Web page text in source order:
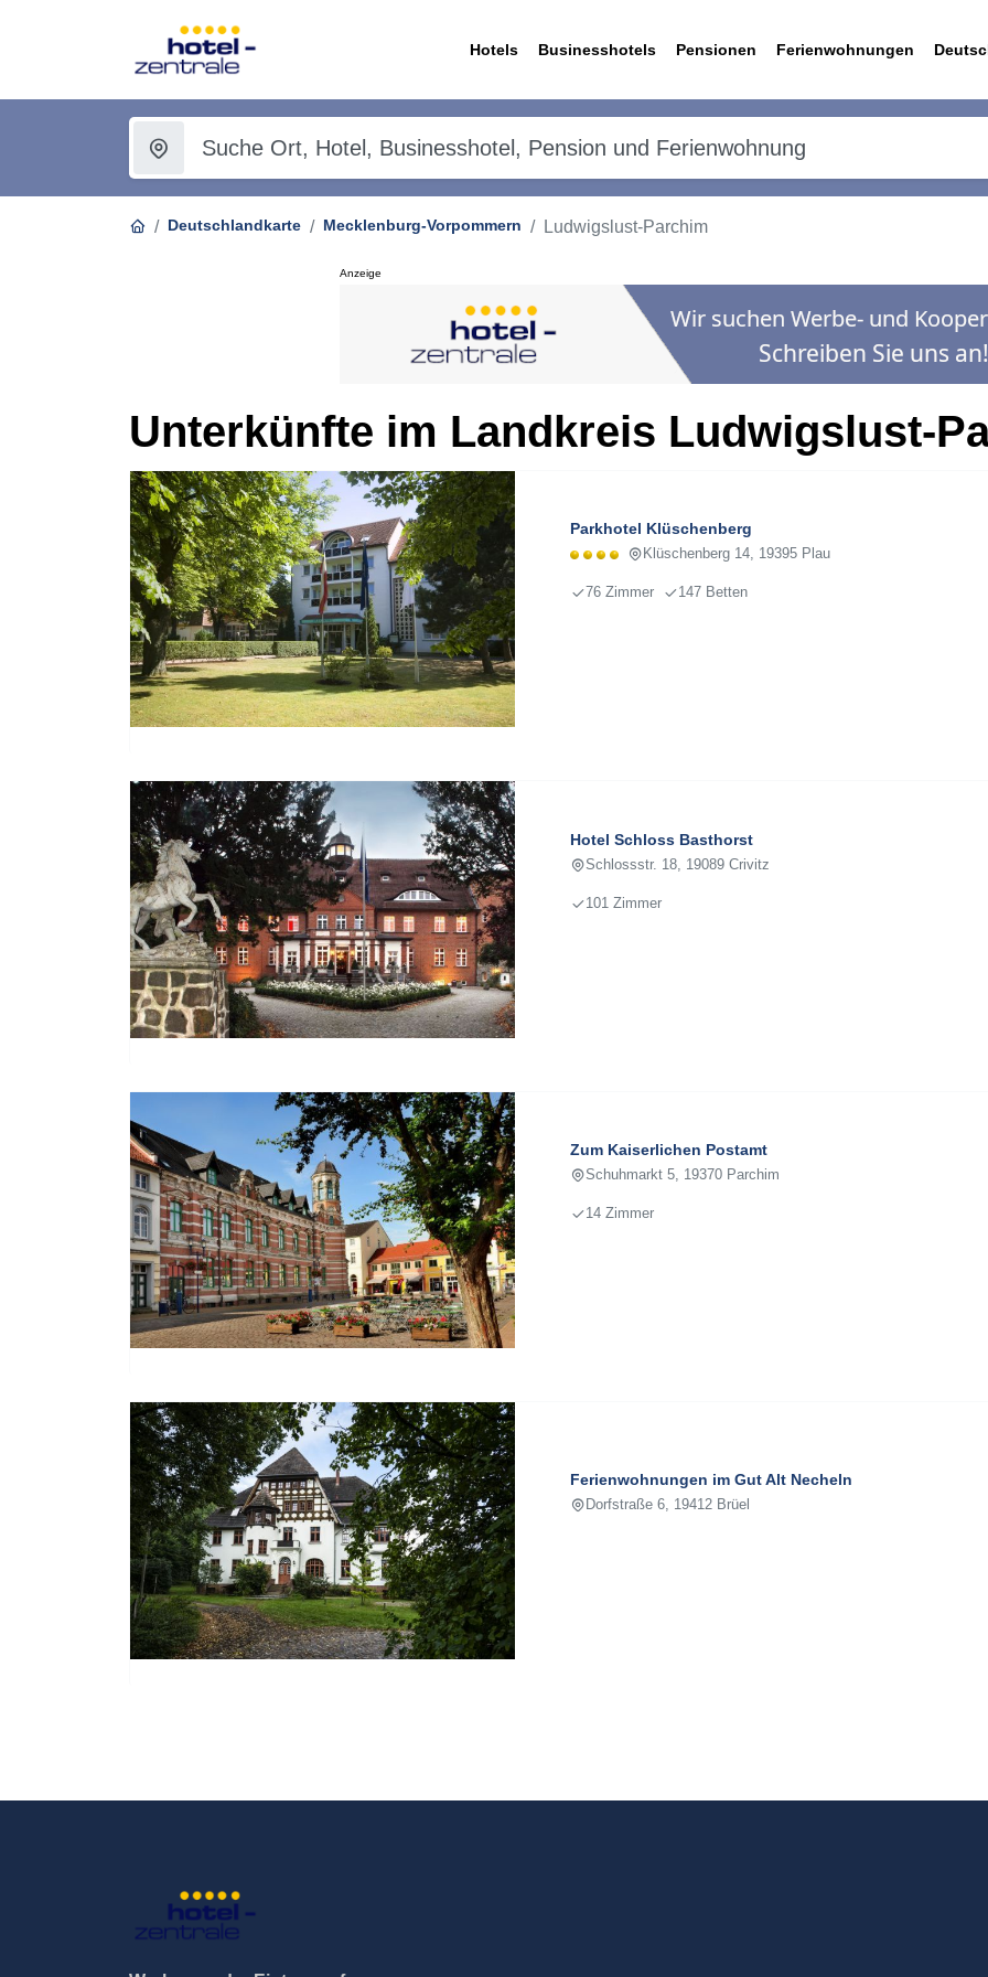
Hotels Businesshotels Pensionen Ferienwohnungen
Deutschlandkarte Mecklenburg-Vorpommern Ludwigslust-Parchim
Anzeige
Unterkünfte im Landkreis Ludwigslust-
Parkhotel Klüschenberg
Klüschenberg 14, 19395 Plau
76 Zimmer 147 Betten
Hotel Schloss Basthorst
Schlossstr. 18, 19089 Crivitz
101 Zimmer
Zum Kaiserlichen Postamt
Schuhmarkt 5, 19370 Parchim
14 Zimmer
Ferienwohnungen im Gut Alt Necheln
Dorfstraße 6, 19412 Brüel